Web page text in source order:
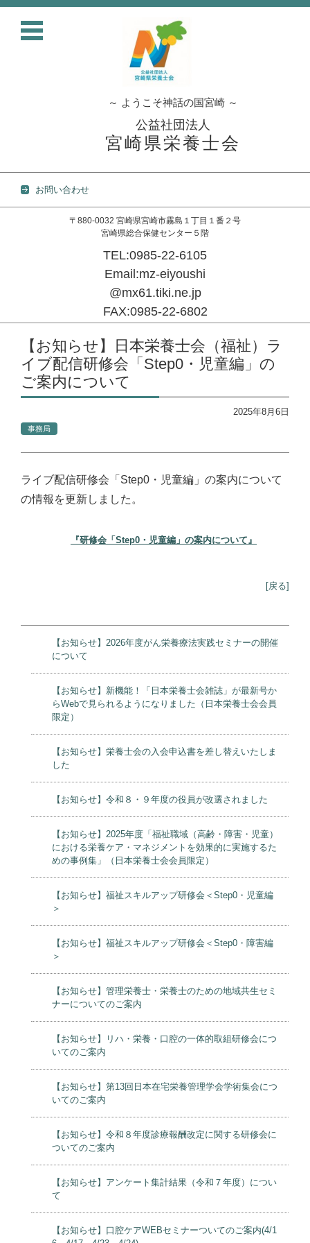
～ ようこそ神話の国宮崎 ～
公益社団法人
宮崎県栄養士会
お問い合わせ
〒880-0032 宮崎県宮崎市霧島１丁目１番２号
宮崎県総合保健センター５階
TEL:0985-22-6105
Email:mz-eiyoushi
@mx61.tiki.ne.jp
FAX:0985-22-6802
コンテンツに移動
【お知らせ】日本栄養士会（福祉）ラ
イブ配信研修会「Step0・児童編」の
ご案内について
2025年8月6日
事務局
ライブ配信研修会「Step0・児童編」の案内について
の情報を更新しました。
『研修会「Step0・児童編」の案内について』
[戻る]
【お知らせ】2026年度がん栄養療法実践セミナーの開催
について
【お知らせ】新機能！「日本栄養士会雑誌」が最新号か
らWebで見られるようになりました（日本栄養士会会員
限定）
【お知らせ】栄養士会の入会申込書を差し替えいたしま
した
【お知らせ】令和８・９年度の役員が改選されました
【お知らせ】2025年度「福祉職域（高齢・障害・児童）
における栄養ケア・マネジメントを効果的に実施するた
めの事例集」（日本栄養士会会員限定）
【お知らせ】福祉スキルアップ研修会＜Step0・児童編
＞
【お知らせ】福祉スキルアップ研修会＜Step0・障害編
＞
【お知らせ】管理栄養士・栄養士のための地域共生セミ
ナーについてのご案内
【お知らせ】リハ・栄養・口腔の一体的取組研修会につ
いてのご案内
【お知らせ】第13回日本在宅栄養管理学会学術集会につ
いてのご案内
【お知らせ】令和８年度診療報酬改定に関する研修会に
ついてのご案内
【お知らせ】アンケート集計結果（令和７年度）につい
て
【お知らせ】口腔ケアWEBセミナーついてのご案内(4/1